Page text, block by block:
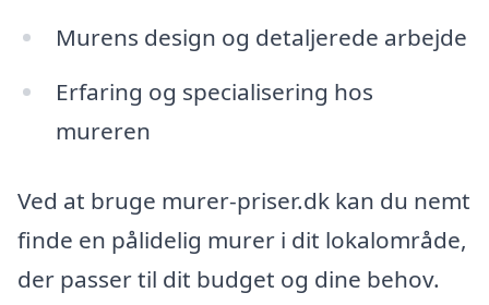
Murens design og detaljerede arbejde
Erfaring og specialisering hos
mureren
Ved at bruge murer-priser.dk kan du nemt
finde en pålidelig murer i dit lokalområde,
der passer til dit budget og dine behov.